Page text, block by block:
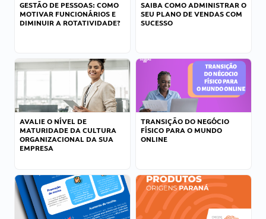
GESTÃO DE PESSOAS: COMO
MOTIVAR FUNCIONÁRIOS E
DIMINUIR A ROTATIVIDADE?
SAIBA COMO ADMINISTRAR O
SEU PLANO DE VENDAS COM
SUCESSO
AVALIE O NÍVEL DE
MATURIDADE DA CULTURA
ORGANIZACIONAL DA SUA
EMPRESA
TRANSIÇÃO DO NEGÓCIO
FÍSICO PARA O MUNDO
ONLINE